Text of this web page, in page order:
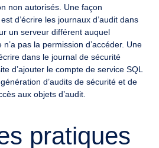
non autorisés. Une façon
d’écrire les journaux d’audit dans
un serveur différent auquel
n’a pas la permission d’accéder. Une
dans le journal de sécurité
d’ajouter le compte de service SQL
d’audits de sécurité et de
aux objets d’audit.
pratiques